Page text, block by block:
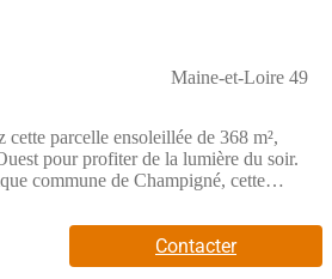
Maine-et-Loire 49
parcelle ensoleillée de 368 m²,
pour profiter de la lumière du soir.
commune de Champigné, cette
foyer. . De plus, profitez de la
et des services de la ville pour faciliter
: T191565. Prix terrain : 34 960 €, hors
Contacter